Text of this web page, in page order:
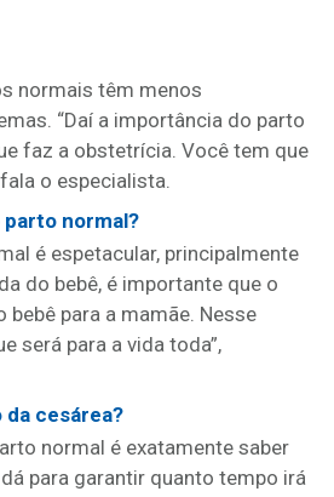
normais têm menos
“Daí a importância do parto
faz a obstetrícia. Você tem que
o especialista.
parto normal?
é espetacular, principalmente
do bebê, é importante que o
para a mamãe. Nesse
será para a vida toda”,
cesárea?
normal é exatamente saber
para garantir quanto tempo irá